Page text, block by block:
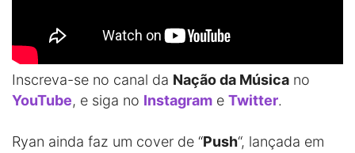
Inscreva-se no canal da Nação da Música no
YouTube, e siga no Instagram e Twitter.
Ryan ainda faz um cover de “Push“, lançada em